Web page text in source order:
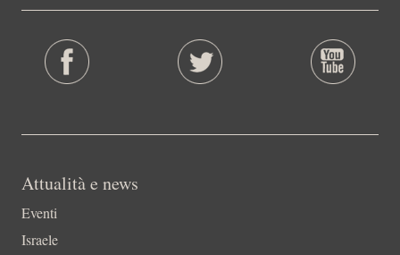
Attualità e news
Eventi
Israele